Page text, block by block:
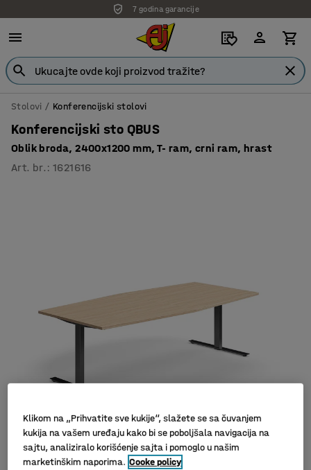
7 godina garancije
Stolovi Konferencijski stolovi
Konferencijski sto QBUS
Oblik broda, 2400x1200 mm, T- ram, crni ram, hrast
Art. br. :1621616
Klikom na „Prihvatite sve kukije“, slažete se sa čuvanjem
kukija na vašem uređaju kako bi se poboljšala navigacija na
sajtu, analiziralo korišćenje sajta i pomoglo u našim
marketinškim naporima. Cooke policy